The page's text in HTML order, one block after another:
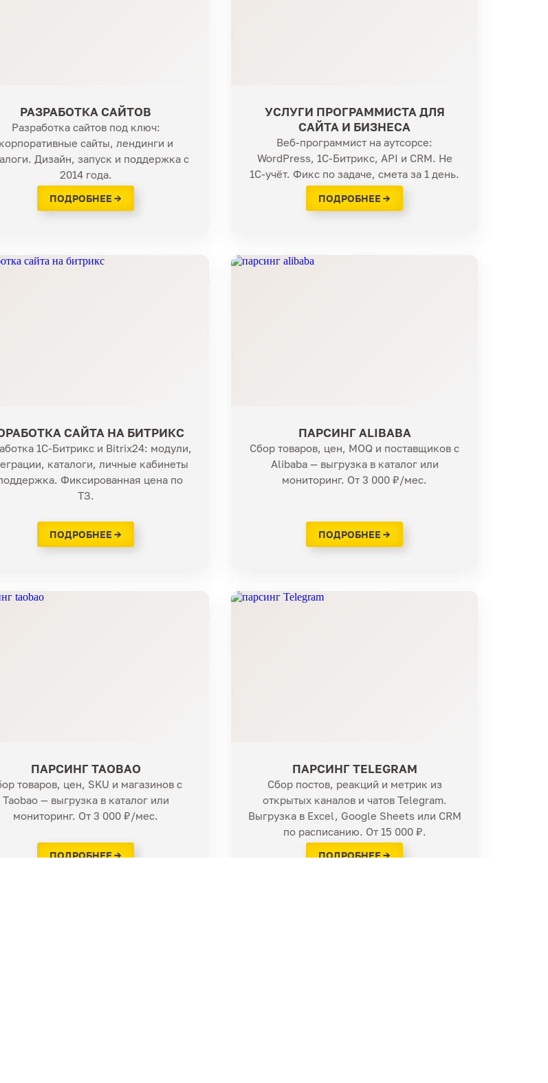
РАЗРАБОТКА САЙТОВ
Разработка сайтов под ключ:
корпоративные сайты, лендинги и
Дизайн, запуск и поддержка с
2014 года.
ПОДРОБНЕЕ →
УСЛУГИ ПРОГРАММИСТА ДЛЯ
САЙТА И БИЗНЕСА
Веб-программист на аутсорсе:
WordPress, 1С-Битрикс, API и CRM. Не
1С-учёт. Фикс по задаче, смета за 1 день.
ПОДРОБНЕЕ →
САЙТА НА БИТРИКС
1С-Битрикс и Bitrix24: модули,
каталоги, личные кабинеты
Фиксированная цена по
ТЗ.
ПОДРОБНЕЕ →
ПАРСИНГ ALIBABA
Сбор товаров, цен, MOQ и поставщиков с
Alibaba — выгрузка в каталог или
мониторинг. От 3 000 ₽/мес.
ПОДРОБНЕЕ →
ПАРСИНГ TAOBAO
товаров, цен, SKU и магазинов с
Taobao — выгрузка в каталог или
мониторинг. От 3 000 ₽/мес.
ПОДРОБНЕЕ →
ПАРСИНГ TELEGRAM
Сбор постов, реакций и метрик из
открытых каналов и чатов Telegram.
Выгрузка в Excel, Google Sheets или CRM
по расписанию. От 15 000 ₽.
ПОДРОБНЕЕ →